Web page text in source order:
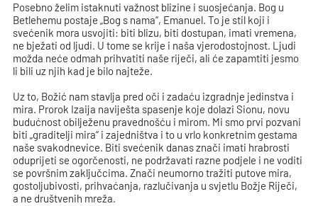
Posebno želim istaknuti važnost blizine i suosjećanja. Bog u
Betlehemu postaje „Bog s nama“, Emanuel. To je stil koji i
svećenik mora usvojiti: biti blizu, biti dostupan, imati vremena,
ne bježati od ljudi. U tome se krije i naša vjerodostojnost. Ljudi
možda neće odmah prihvatiti naše riječi, ali će zapamtiti jesmo
li bili uz njih kad je bilo najteže.
Uz to, Božić nam stavlja pred oči i zadaću izgradnje jedinstva i
mira. Prorok Izaija naviješta spasenje koje dolazi Sionu, novu
budućnost obilježenu pravednošću i mirom. Mi smo prvi pozvani
biti „graditelji mira“ i zajedništva i to u vrlo konkretnim gestama
naše svakodnevice. Biti svećenik danas znači imati hrabrosti
oduprijeti se ogorčenosti, ne podržavati razne podjele i ne voditi
se površnim zaključcima. Znači neumorno tražiti putove mira,
gostoljubivosti, prihvaćanja, razlučivanja u svjetlu Božje Riječi,
a ne društvenih mreža.